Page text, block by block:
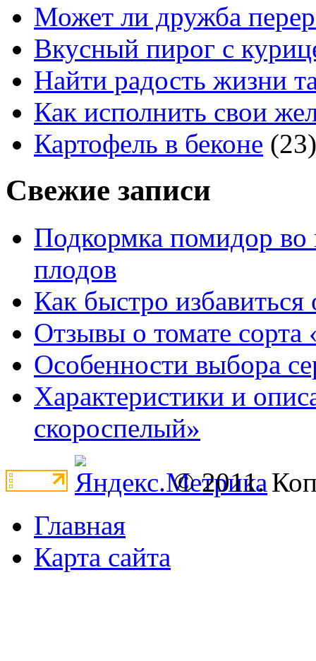
Может ли дружба
Вкусный пирог с
Найти радость жизни
Как исполнить свои
Картофель в беконе (23)
Свежие записи
Подкормка помидор во
плодов
Как быстро избавиться
Отзывы о томате сорта
Особенности выбора
Характеристики и
скороспелый»
© 2011.
Главная
Карта сайта